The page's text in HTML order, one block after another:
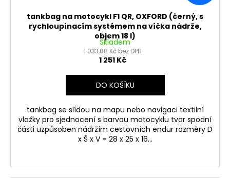
tankbag na motocykl F1 QR, OXFORD (černý, s
rychloupínacím systémem na víčka nádrže,
objem 18 l)
Skladem
1 033,88 Kč bez DPH
1 251 Kč
DO KOŠÍKU
tankbag se slídou na mapu nebo navigaci textilní
vložky pro sjednocení s barvou motocyklu tvar spodní
části uzpůsoben nádržím cestovních endur rozměry D
x Š x V = 28 x 25 x 16...